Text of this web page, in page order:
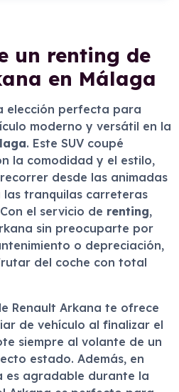
un renting de
en Málaga
elección perfecta para
moderno y versátil en la
. Este SUV coupé
la comodidad y el estilo,
desde las animadas
tranquilas carreteras
el servicio de renting,
sin preocuparte por
o depreciación,
del coche con total
Renault Arkana te ofrece
de vehículo al finalizar el
siempre al volante de un
estado. Además, en
es agradable durante la